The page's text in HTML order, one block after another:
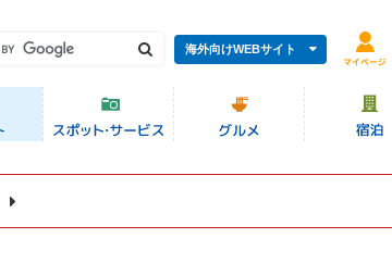
海外向けWEBサイト